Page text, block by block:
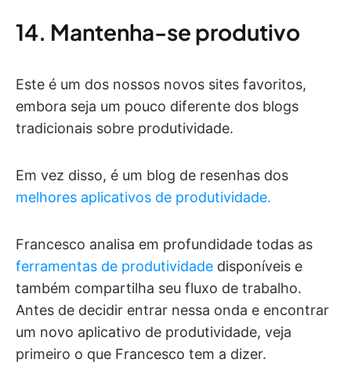
14. Mantenha-se produtivo
Este é um dos nossos novos sites favoritos,
embora seja um pouco diferente dos blogs
tradicionais sobre produtividade.
Em vez disso, é um blog de resenhas dos
melhores aplicativos de produtividade.
Francesco analisa em profundidade todas as
ferramentas de produtividade disponíveis e
também compartilha seu fluxo de trabalho.
Antes de decidir entrar nessa onda e encontrar
um novo aplicativo de produtividade, veja
primeiro o que Francesco tem a dizer.